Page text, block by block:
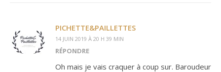
PICHETTE&PAILLETTES
14 JUIN 2019 À 20 H 39 MIN
RÉPONDRE
Oh mais je vais craquer à coup sur. Baroudeur